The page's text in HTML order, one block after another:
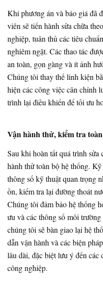
Khi phương án và báo giá đã
viên sẽ tiến hành sửa chữa
nghiệp, tuân thủ các tiêu
nghiêm ngặt. Các thao tác
an toàn, gọn gàng và ít ảnh
Chúng tôi thay thế linh kiện
hiện các công việc cân chỉnh
trình lại điều khiển để tối ưu
Vận hành thử, kiểm tra
Sau khi hoàn tất quá trình sửa
hành thử toàn bộ hệ thống.
thông số kỹ thuật quan trọng
ồn, kiểm tra lại đường thoát
Chúng tôi đảm bảo hệ thống
ưu và các thông số môi
chúng tôi sẽ bàn giao lại hệ
dẫn vận hành và các biện
lâu dài, đặc biệt lưu ý đến
công nghiệp.